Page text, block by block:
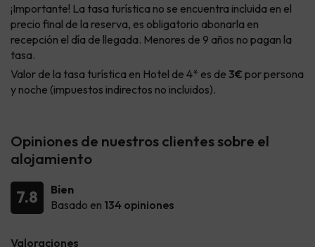
¡Importante! La tasa turística no se encuentra incluida en el
precio final de la reserva, es obligatorio abonarla en
recepción el día de llegada. Menores de 9 años no pagan la
tasa.
Valor de la tasa turística en Hotel de 4* es de 3€ por persona
y noche (impuestos indirectos no incluidos).
Opiniones de nuestros clientes sobre el
alojamiento
7.8
Bien
Basado en 134 opiniones